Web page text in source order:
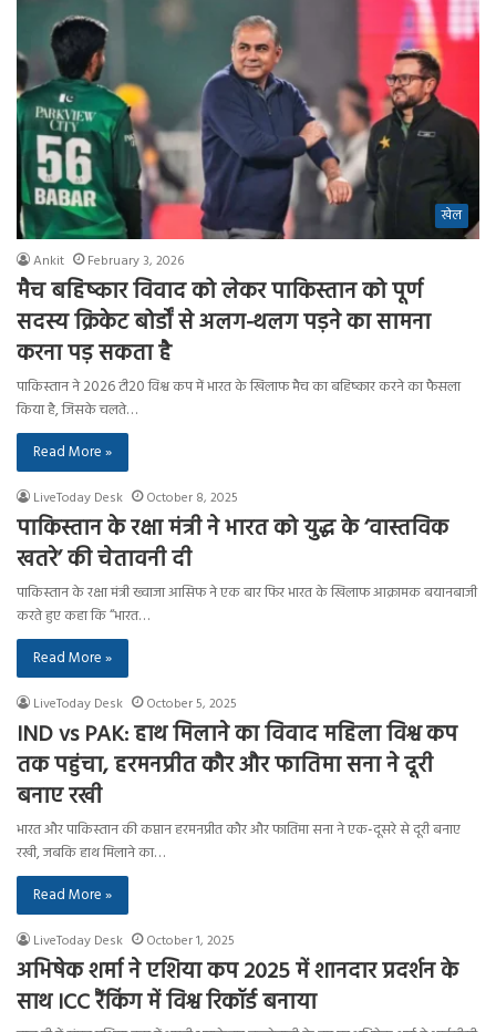
खेल
Ankit February 3, 2026
मैच बहिष्कार विवाद को लेकर पाकिस्तान को पूर्ण
सदस्य क्रिकेट बोर्डों से अलग-थलग पड़ने का सामना
करना पड़ सकता है
पाकिस्तान ने 2026 टी20 विश्व कप में भारत के खिलाफ मैच का बहिष्कार करने का फैसला
किया है, जिसके चलते…
Read More »
LiveToday Desk October 8, 2025
पाकिस्तान के रक्षा मंत्री ने भारत को युद्ध के ‘वास्तविक
खतरे’ की चेतावनी दी
पाकिस्तान के रक्षा मंत्री ख्वाजा आसिफ ने एक बार फिर भारत के खिलाफ आक्रामक बयानबाजी
करते हुए कहा कि “भारत…
Read More »
LiveToday Desk October 5, 2025
IND vs PAK: हाथ मिलाने का विवाद महिला विश्व कप
तक पहुंचा, हरमनप्रीत कौर और फातिमा सना ने दूरी
बनाए रखी
भारत और पाकिस्तान की कप्तान हरमनप्रीत कौर और फातिमा सना ने एक-दूसरे से दूरी बनाए
रखी, जबकि हाथ मिलाने का…
Read More »
LiveToday Desk October 1, 2025
अभिषेक शर्मा ने एशिया कप 2025 में शानदार प्रदर्शन के
साथ ICC रैंकिंग में विश्व रिकॉर्ड बनाया